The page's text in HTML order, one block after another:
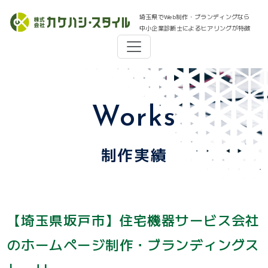
埼玉県でWeb制作・ブランディングなら
中小企業診断士によるヒアリングが特徴
Works
制作実績
【埼玉県坂戸市】住宅機器サービス会社
のホームページ制作・ブランディングス